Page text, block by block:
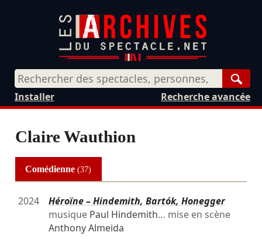
Recherche avancée
Installer
Claire Wauthion
Comédienne(37)
2024
Héroïne – Hindemith, Bartók, Honegger
musique Paul Hindemith… mise en scène
Anthony Almeida